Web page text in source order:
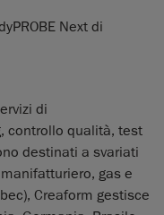
Next di
di
controllo qualità, test
destinati a svariati
gas e
Creaform gestisce